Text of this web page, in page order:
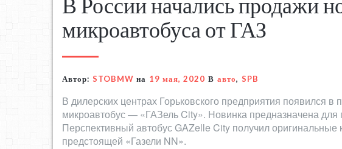
микроавтобуса от ГАЗ
Автор: STOBMW на 19 мая, 2020 В авто, SPB
В дилерских центрах Горьковского предприятия появился
микроавтобус — «ГАЗель City». Новинка предназначена для
Перспективный автобус GAZelle City получил
предстоящей «Газели NN».